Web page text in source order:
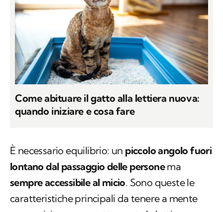
Come abituare il gatto alla lettiera nuova:
quando iniziare e cosa fare
È necessario equilibrio: un piccolo angolo fuori
lontano dal passaggio delle personema
sempre accessibile al micio. Sono queste le
caratteristiche principali da tenere a mente